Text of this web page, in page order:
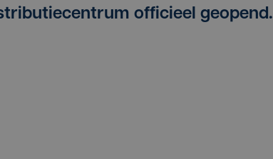
officieel geopend.